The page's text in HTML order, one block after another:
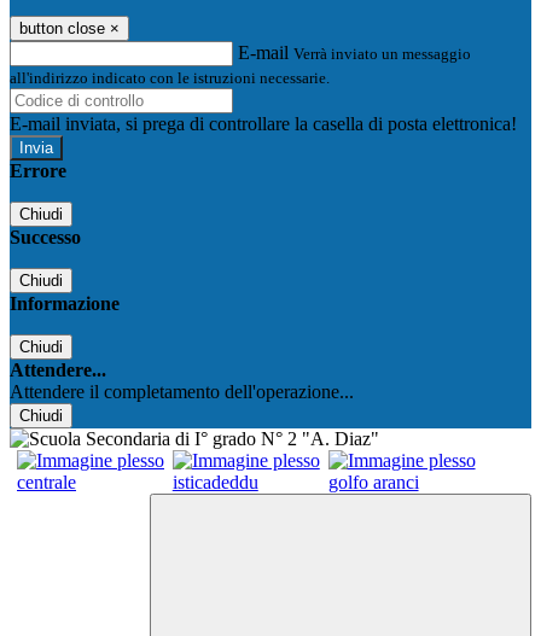
button close ×
E-mail Verrà inviato un messaggio
all'indirizzo indicato con le istruzioni necessarie.
E-mail inviata, si prega di controllare la casella di posta elettronica!
Errore
Chiudi
Successo
Chiudi
Informazione
Chiudi
Attendere...
Attendere il completamento dell'operazione...
Chiudi